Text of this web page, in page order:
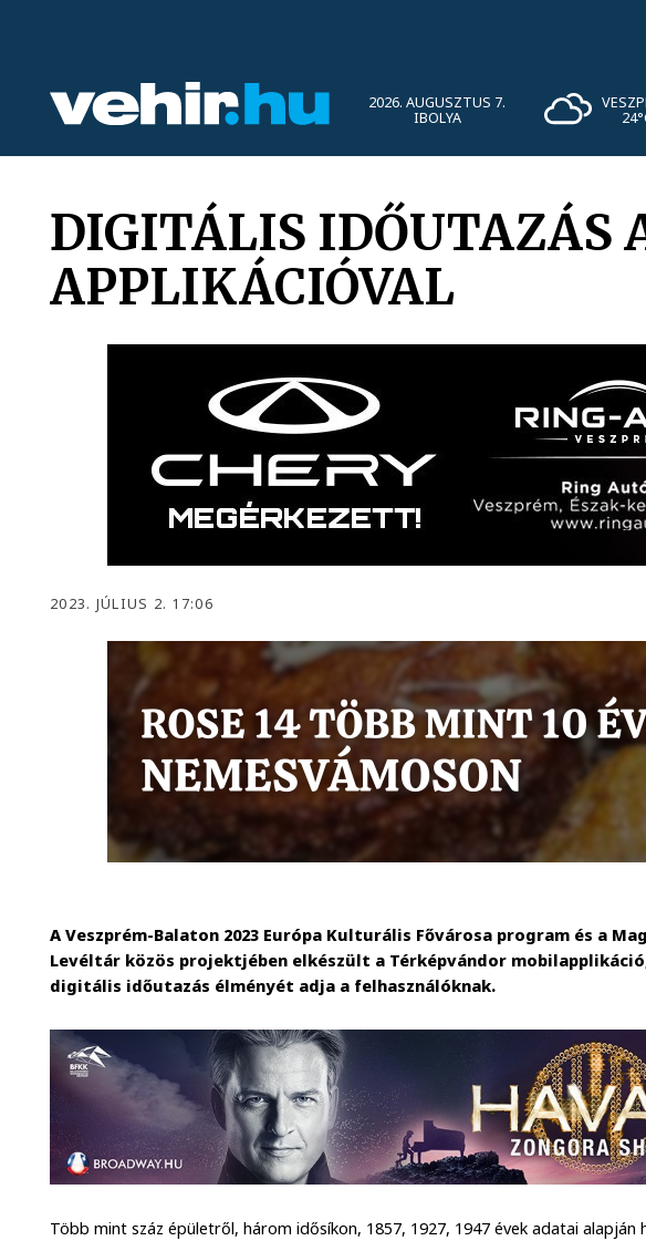
2026. AUGUSZTUS 7.
IBOLYA
DIGITÁLIS IDŐUTAZÁS
APPLIKÁCIÓVAL
2023. JÚLIUS 2. 17:06
A Veszprém-Balaton 2023 Európa Kulturális Fővárosa program és a
Levéltár közös projektjében elkészült a Térképvándor
digitális időutazás élményét adja a felhasználóknak.
Több mint száz épületről, három idősíkon, 1857, 1927, 1947 évek adatai alapján